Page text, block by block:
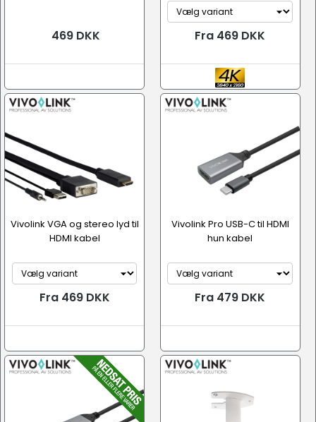
469 DKK Fra 469 DKK
Vivolink VGA og stereo lyd til
HDMI kabel
Fra 469 DKK
Vivolink Pro USB-C til HDMI
hun kabel
Fra 479 DKK